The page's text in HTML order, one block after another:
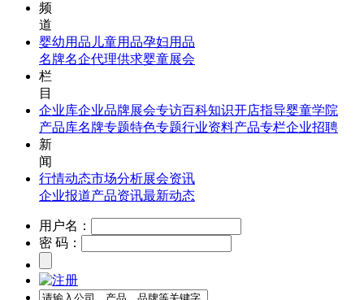
频
道
婴幼用品 儿童用品孕妇用品
名牌名企代理供求婴童展会
栏
目
企业库企业品牌展会专访百科知识开店指导婴童学院
产品库名牌专题特色专题行业资料产品专栏企业招聘
新
闻
行情动态市场分析展会资讯
企业报道产品资讯最新动态
用户名：
密 码：